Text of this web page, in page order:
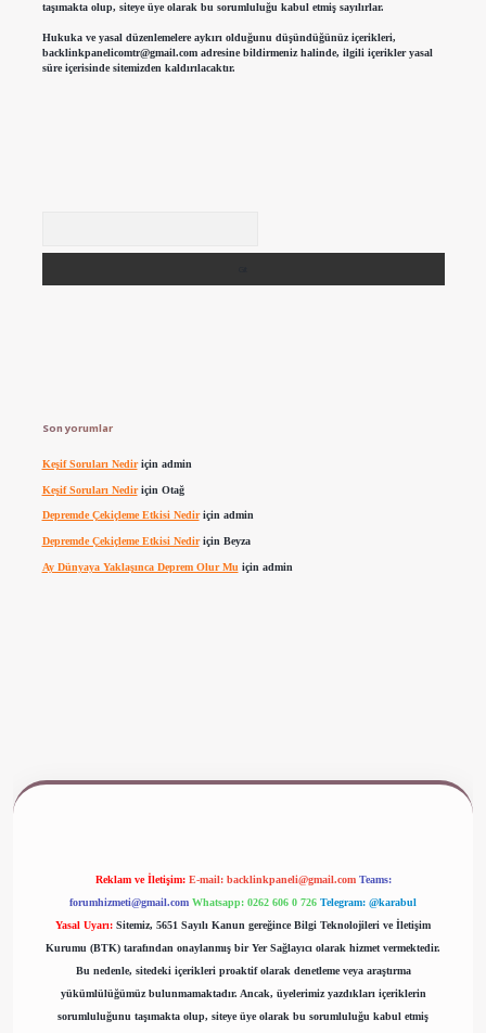
taşımakta olup, siteye üye olarak bu sorumluluğu kabul etmiş sayılırlar.
Hukuka ve yasal düzenlemelere aykırı olduğunu düşündüğünüz içerikleri,
backlinkpanelicomtr@gmail.comadresine bildirmeniz halinde, ilgili içerikler yasal
süre içerisinde sitemizden kaldırılacaktır.
Son yorumlar
Keşif Soruları Nediriçin admin
Keşif Soruları Nediriçin Otağ
Depremde Çekiçleme Etkisi Nediriçin admin
Depremde Çekiçleme Etkisi Nediriçin Beyza
Ay Dünyaya Yaklaşınca Deprem Olur Mu için admin
Reklam ve İletişim: E-mail: backlinkpaneli@gmail.com Teams:
forumhizmeti@gmail.com Whatsapp: 0262 606 0 726 Telegram: @karabul
Yasal Uyarı: Sitemiz, 5651 Sayılı Kanun gereğince Bilgi Teknolojileri ve İletişim
Kurumu (BTK) tarafından onaylanmış bir Yer Sağlayıcı olarak hizmet vermektedir.
Bu nedenle, sitedeki içerikleri proaktif olarak denetleme veya araştırma
yükümlülüğümüz bulunmamaktadır. Ancak, üyelerimiz yazdıkları içeriklerin
sorumluluğunu taşımakta olup, siteye üye olarak bu sorumluluğu kabul etmiş